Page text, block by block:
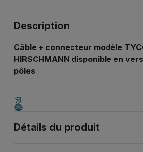
Description
Câble + connecteur modèle
HIRSCHMANN disponible en
pôles.
Détails du produit